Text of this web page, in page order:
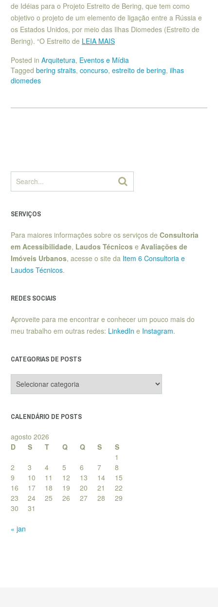
de Idéias para o Projeto Estreito de Bering, que tem como
objetivo o projeto de um elemento de ligação entre a Rússia e
os Estados Unidos, por meio das Ilhas Diomedes (Estreito de
Bering). “O Estreito de LEIA MAIS
Posted in Arquitetura, Eventos e Mídia
Tagged bering straits, concurso, estreito de bering, ilhas
diomedes
SERVIÇOS
Para maiores informações sobre os serviços de Consultoria
em Acessibilidade, Laudos Técnicos e Avaliações de
Imóveis Urbanos, acesse o site da Item 6 Consultoria e
Laudos Técnicos.
REDES SOCIAIS
Aproveite para me encontrar e conhecer um pouco mais do
meu trabalho em outras redes: LinkedIn e Instagram.
CATEGORIAS DE POSTS
de
CALENDÁRIO DE POSTS
agosto 2026
D
S T Q Q S
S
1
2
3 4 5 6 7
8
9
10 11 12 13 14
15
16
17 18 19 20 21
22
23
24 25 26 27 28
29
30
31
« jan